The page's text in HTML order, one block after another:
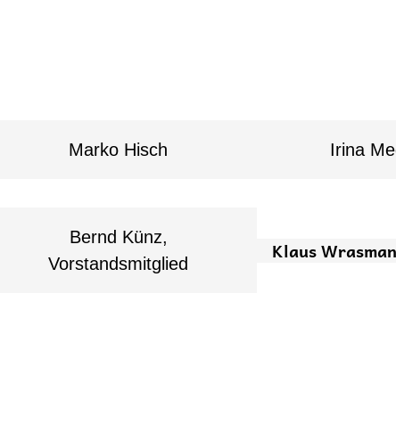
Marko Hisch Irina
Bernd Künz,
Vorstandsmitglied
Klaus